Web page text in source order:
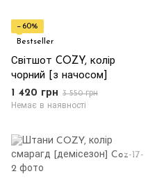
−60%
Bestseller
Світшот COZY, колір
чорний [з начосом]
1 420 грн 3 550 грн
Немає в наявності